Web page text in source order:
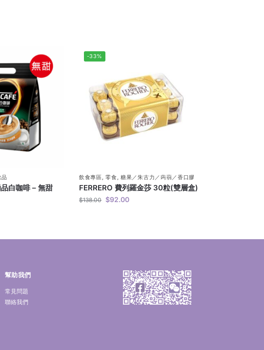
品
白咖啡 – 無甜
-33%
飲食專區 ,零食 ,糖果／朱古力／蒟蒻／香口膠
FERRERO 費列羅金莎 30粒(雙層盒)
$138.00 $92.00
幫助我們
常見問題
聯絡我們